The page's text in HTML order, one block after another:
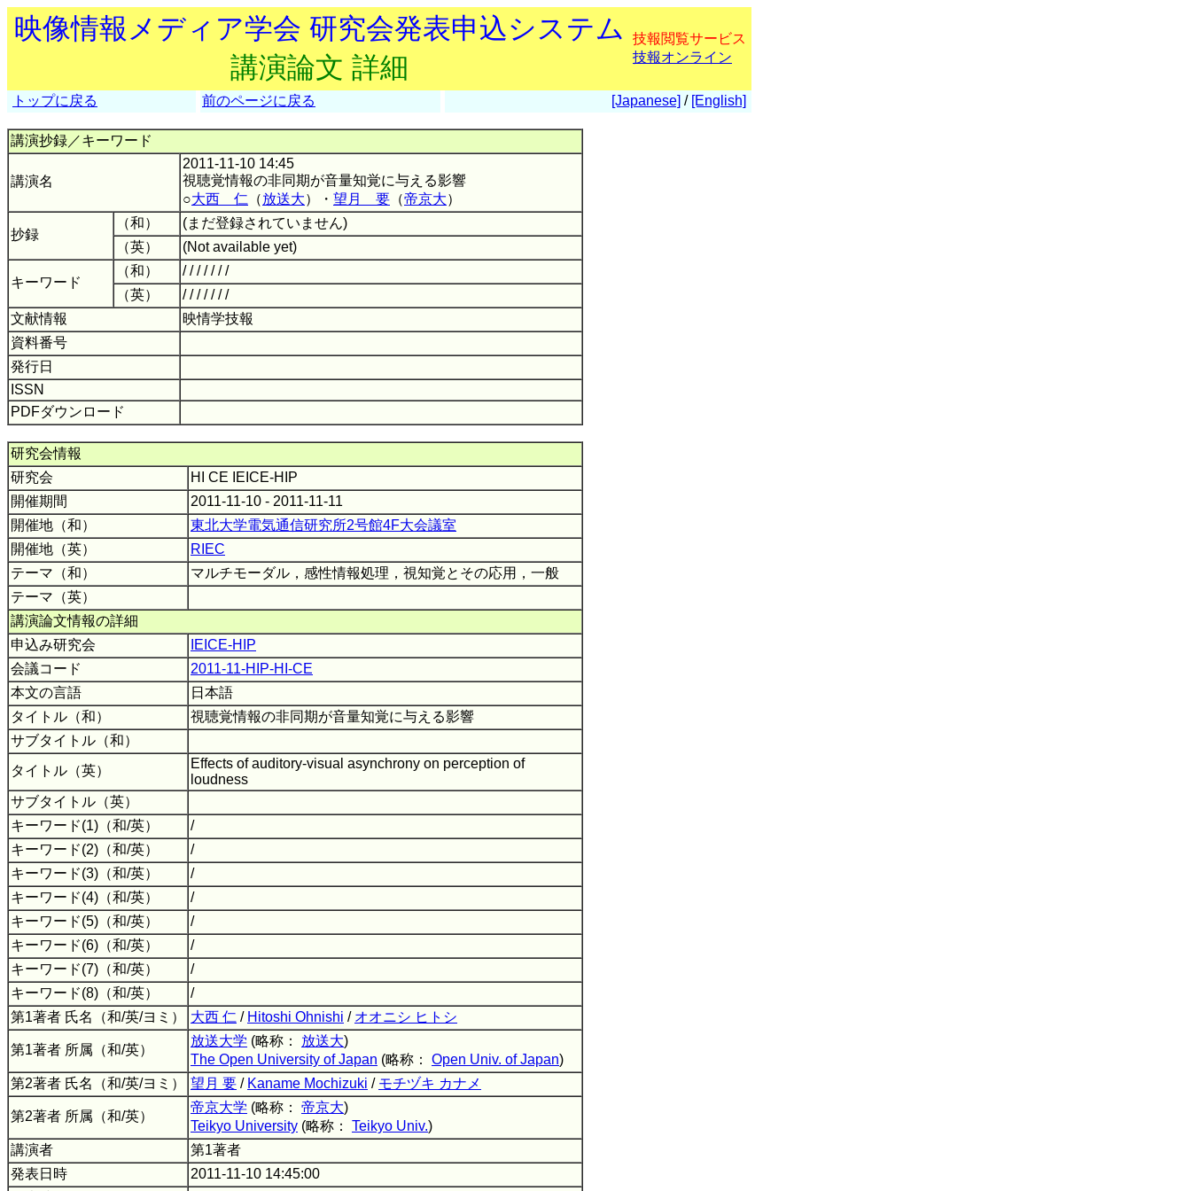
映像情報メディア学会 研究会発表申込システム
講演論文 詳細
技報閲覧サービス
技報オンライン
トップに戻る 前のページに戻る [Japanese] / [English]
講演抄録／キーワード
講演名
2011-11-10 14:45
視聴覚情報の非同期が音量知覚に与える影響
○大西 仁 （放送大）・ 望月 要 （帝京大）
抄録
（和）
(まだ登録されていません)
（英）
(Not available yet)
キーワード
（和）
/ / / / / / /
（英）
/ / / / / / /
文献情報
映情学技報
資料番号
発行日
ISSN
PDFダウンロード
研究会情報
研究会
HI CE IEICE-HIP
開催期間
2011-11-10 - 2011-11-11
開催地（和）
東北大学電気通信研究所2号館4F大会議室
開催地（英）
RIEC
テーマ（和）
マルチモーダル，感性情報処理，視知覚とその応用，一般
テーマ（英）
講演論文情報の詳細
申込み研究会
IEICE-HIP
会議コード
2011-11-HIP-HI-CE
本文の言語
日本語
タイトル（和）
視聴覚情報の非同期が音量知覚に与える影響
サブタイトル（和）
タイトル（英）
Effects of auditory-visual asynchrony on perception of
loudness
サブタイトル（英）
キーワード(1)（和/英）
/
キーワード(2)（和/英）
/
キーワード(3)（和/英）
/
キーワード(4)（和/英）
/
キーワード(5)（和/英）
/
キーワード(6)（和/英）
/
キーワード(7)（和/英）
/
キーワード(8)（和/英）
/
第1著者 氏名（和/英/ヨミ）
大西 仁 / Hitoshi Ohnishi / オオニシ ヒトシ
第1著者 所属（和/英）
放送大学 (略称： 放送大)
The Open University of Japan (略称： Open Univ. of Japan)
第2著者 氏名（和/英/ヨミ）
望月 要 / Kaname Mochizuki / モチヅキ カナメ
第2著者 所属（和/英）
帝京大学 (略称： 帝京大)
Teikyo University (略称： Teikyo Univ.)
講演者
第1著者
発表日時
2011-11-10 14:45:00